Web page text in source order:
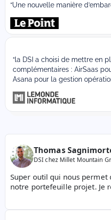
“Une nouvelle manière
“la DSI a choisi de mettre en
complémentaires : AirSaas
Asana pour la gestion
Thomas
DSI chez Millet Mountain
Super outil qui nous
notre portefeuille projet. Je